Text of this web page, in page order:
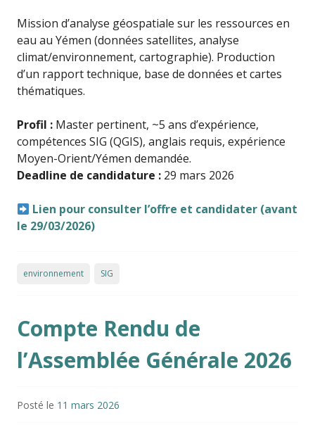
Mission d’analyse géospatiale sur les ressources en
eau au Yémen (données satellites, analyse
climat/environnement, cartographie). Production
d’un rapport technique, base de données et cartes
thématiques.
Profil : Master pertinent, ~5 ans d’expérience,
compétences SIG (QGIS), anglais requis, expérience
Moyen-Orient/Yémen demandée.
Deadline de candidature : 29 mars 2026
Lien pour consulter l’offre et candidater (avant
le 29/03/2026)
environnement SIG
Compte Rendu de
l’Assemblée Générale 2026
Posté le 11 mars 2026